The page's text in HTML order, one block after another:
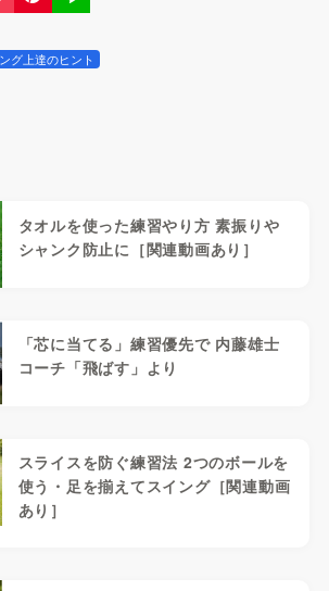
グ上達のヒント
タオルを使った練習やり方 素振りや
シャンク防止に［関連動画あり］
「芯に当てる」練習優先で 内藤雄士
コーチ「飛ばす」より
スライスを防ぐ練習法 2つのボールを
使う・足を揃えてスイング［関連動画
あり］